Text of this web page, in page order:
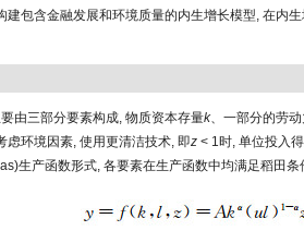
建包含金融发展和环境质量的内生增长模型, 在内
由三部分要素构成, 物质资本存量k、一部分的劳动
虑环境因素, 使用更清洁技术, 即z < 1时, 单位投入
生产函数形式, 各要素在生产函数中均满足稻田条